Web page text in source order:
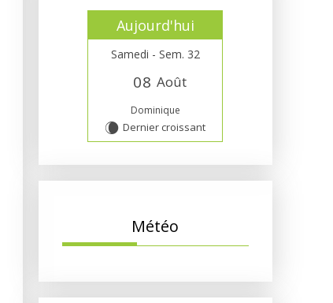
Aujourd'hui
Samedi - Sem. 32
08 Août
Dominique
W Dernier croissant
Météo